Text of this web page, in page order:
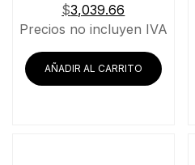
$3,039.66
Precios no incluyen IVA
AÑADIR AL CARRITO